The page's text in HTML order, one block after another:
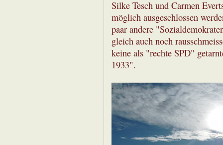
Silke Tesch und Carmen
möglich ausgeschlossen
paar andere
gleich auch noch
keine als "rechte SPD"
1933".